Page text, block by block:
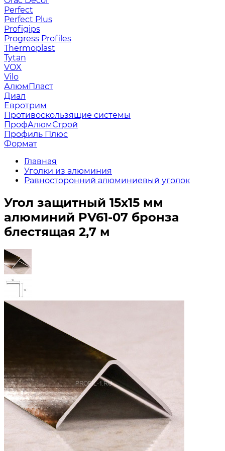
Perfect
Perfect Plus
Profigips
Progress Profiles
Thermoplast
Tytan
VOX
Vilo
АлюмПласт
Диал
Евротрим
Противоскользящие системы
ПрофАлюмСтрой
Профиль Плюс
Формат
Главная
Уголки из алюминия
Равносторонний алюминиевый уголок
Угол защитный 15х15 мм
алюминий PV61-07 бронза
блестящая 2,7 м